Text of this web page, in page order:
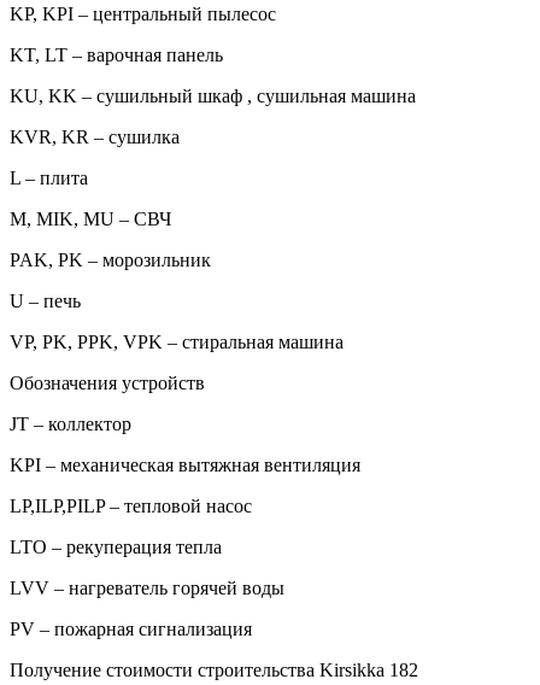
KP, KPI – центральный пылесос
KT, LT – варочная панель
KU, KK – сушильный шкаф , сушильная машина
KVR, KR – сушилка
L – плита
M, MIK, MU – СВЧ
PAK, PK – морозильник
U – печь
VP, PK, PPK, VPK – стиральная машина
Обозначения устройств
JT – коллектор
KPI – механическая вытяжная вентиляция
LP,ILP,PILP – тепловой насос
LTO – рекуперация тепла
LVV – нагреватель горячей воды
PV – пожарная сигнализация
Получение стоимости строительства Kirsikka 182